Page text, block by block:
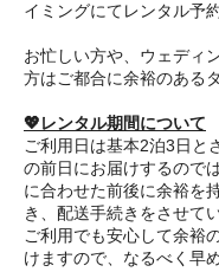
イミングにてレンタル予
お忙しい方や、ウェディ
方はご都合に余裕のある
💖レンタル期間について
ご利用日は基本2泊3日と
の前日にお届けするので
に合わせた前後に余裕を
き、配送手続きをさせて
ご利用でも安心して余裕
けますので、なるべく早